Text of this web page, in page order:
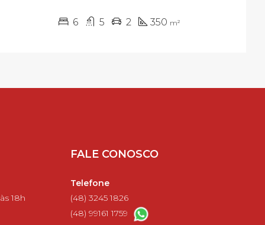
6 5 2 350 m²
18h
FALE CONOSCO
Telefone
(48) 3245 1826
(48) 99161 1759